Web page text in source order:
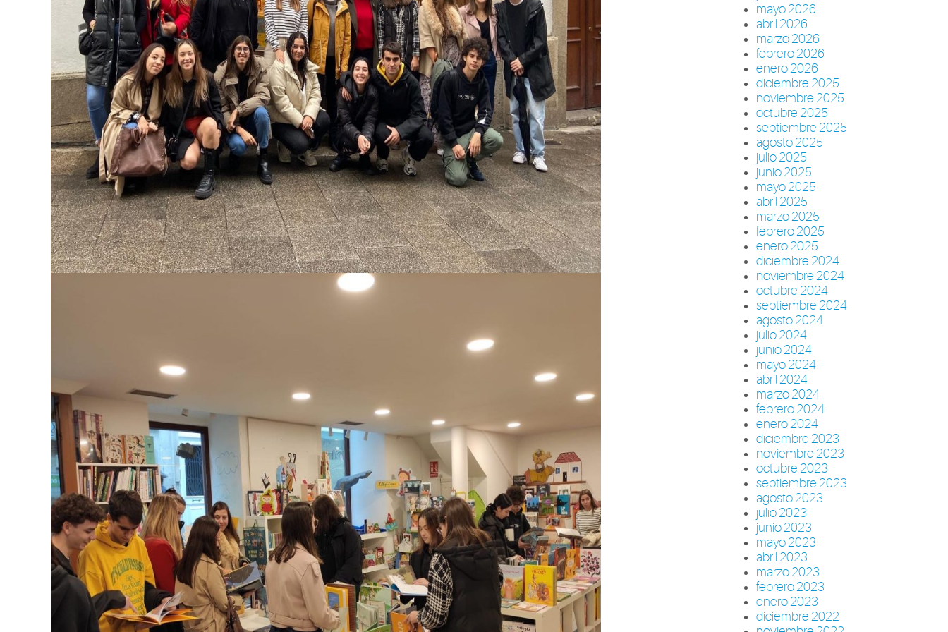
mayo 2026
abril 2026
marzo 2026
febrero 2026
enero 2026
diciembre 2025
noviembre 2025
octubre 2025
septiembre 2025
agosto 2025
julio 2025
junio 2025
mayo 2025
abril 2025
marzo 2025
febrero 2025
enero 2025
diciembre 2024
noviembre 2024
octubre 2024
septiembre 2024
agosto 2024
julio 2024
junio 2024
mayo 2024
abril 2024
marzo 2024
febrero 2024
enero 2024
diciembre 2023
noviembre 2023
octubre 2023
septiembre 2023
agosto 2023
julio 2023
junio 2023
mayo 2023
abril 2023
marzo 2023
febrero 2023
enero 2023
diciembre 2022